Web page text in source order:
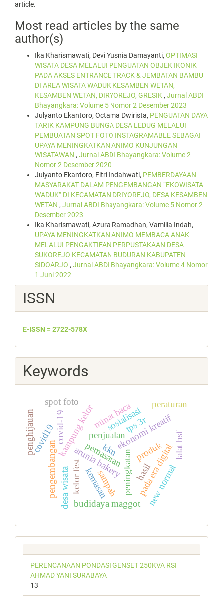
article.
Most read articles by the same
author(s)
Ika Kharismawati, Devi Yusnia Damayanti, OPTIMASI
WISATA DESA MELALUI PENGUATAN OBJEK IKONIK
PADA AKSES ENTRANCE TRACK & JEMBATAN BAMBU
DI AREA WISATA WADUK KESAMBEN WETAN,
KESAMBEN WETAN, DIRYOREJO, GRESIK, Jurnal ABDI
Bhayangkara: Volume 5 Nomor 2 Desember 2023
Julyanto Ekantoro, Octama Dwirista, PENGUATAN DAYA
TARIK KAMPUNG BUNGA DESA LEDUG MELALUI
PEMBUATAN SPOT FOTO INSTAGRAMABLE SEBAGAI
UPAYA MENINGKATKAN ANIMO KUNJUNGAN
WISATAWAN , Jurnal ABDI Bhayangkara: Volume 2
Nomor 2 Desember 2020
Julyanto Ekantoro, Fitri Indahwati, PEMBERDAYAAN
MASYARAKAT DALAM PENGEMBANGAN “EKOWISATA
WADUK” DI KECAMATAN DRIYOREJO, DESA KESAMBEN
WETAN , Jurnal ABDI Bhayangkara: Volume 5 Nomor 2
Desember 2023
Ika Kharismawati, Azura Ramadhan, Vamilia Indah,
UPAYA MENINGKATKAN ANIMO MEMBACA ANAK
MELALUI PENGAKTIFAN PERPUSTAKAAN DESA
SUKOREJO KECAMATAN BUDURAN KABUPATEN
SIDOARJO , Jurnal ABDI Bhayangkara: Volume 4 Nomor
1 Juni 2022
ISSN
E-ISSN = 2722-578X
Keywords
ekonomi kreatif
peningkatanhasil
penjualan
arunia bakery pada era digital
kampung kelor sosialisasi
kelor fest
pengembangan kemasan
pemasaran
minat baca
budidaya maggot
lalat bsf
kkn
covid-19
new normal
covid19
sampah
penghijauan
peraturan
tps 3r
desa wisata
produk
spot foto
PERENCANAAN PONDASI GENSET 250KVA RSI
AHMAD YANI SURABAYA
13